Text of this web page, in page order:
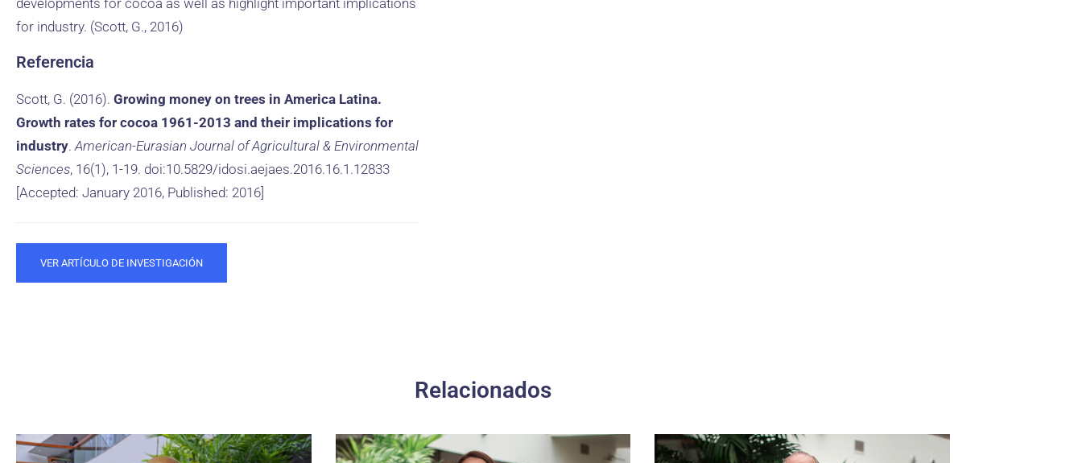
developments for cocoa as well as highlight important implications
for industry. (Scott, G., 2016)
Referencia
Scott, G. (2016). Growing money on trees in America Latina.
Growth rates for cocoa 1961-2013 and their implications for
industry.American-Eurasian Journal of Agricultural & Environmental
Sciences, 16(1), 1-19. doi:10.5829/idosi.aejaes.2016.16.1.12833
[Accepted: January 2016, Published: 2016]
VER ARTÍCULO DE INVESTIGACIÓN
Relacionados